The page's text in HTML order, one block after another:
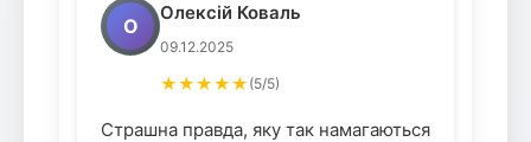
О
Олексій Коваль
09.12.2025
★★★★★ (5/5)
Страшна правда, яку так намагаються